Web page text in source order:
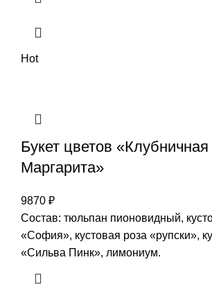
Hot
Букет цветов «Клубничная
Маргарита»
9870 ₽
Состав: тюльпан пионовидный,
«София», кустовая роза «рупски»,
«Сильва Пинк», лимониум.